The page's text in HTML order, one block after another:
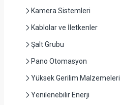
Kamera Sistemleri
Kablolar ve İletkenler
Şalt Grubu
Pano Otomasyon
Yüksek Gerilim Malzemeleri
Yenilenebilir Enerji